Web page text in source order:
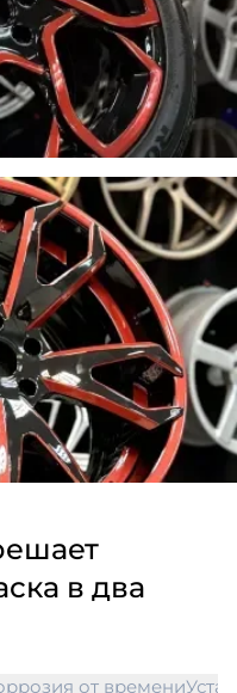
в два
от времени